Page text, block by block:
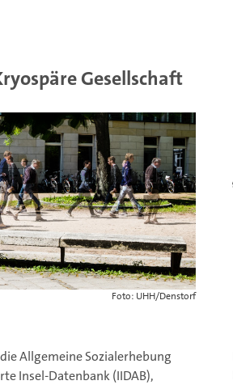
Gesellschaft
Foto: UHH/Denstorf
Allgemeine Sozialerhebung
Insel-Datenbank (IIDAB),